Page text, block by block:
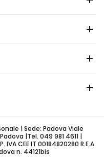
| Sede: Padova Viale
|Tel. 049 981 4611 |
CEE IT 00184820280 R.E.A.
n. 44121bis